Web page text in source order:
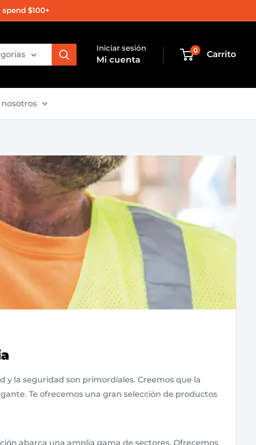
$100+
Iniciar sesión
Mi cuenta
0 Carrito
nosotros
la seguridad son primordiales. Creemos que la
Te ofrecemos una gran selección de productos
abarca una amplia gama de sectores. Ofrecemos